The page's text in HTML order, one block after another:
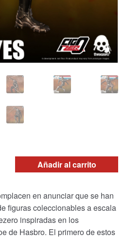
Añadir al carrito
en anunciar que se han
figuras coleccionables a escala
inspiradas en los
de Hasbro. El primero de estos